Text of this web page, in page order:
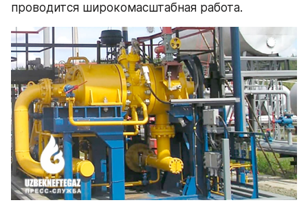
проводится широкомасштабная работа.